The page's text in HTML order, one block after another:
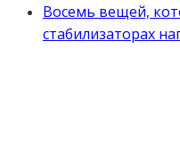
Восемь вещей,
стабилизаторах